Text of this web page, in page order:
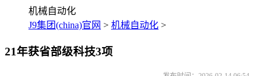
机械自动化
J9集团(china)官网 > 机械自动化 >
21年获省部级科技3项